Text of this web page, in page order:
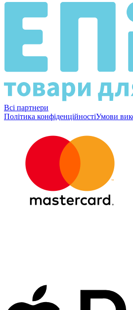
Всі партнери
Політика конфіденційностіУмови